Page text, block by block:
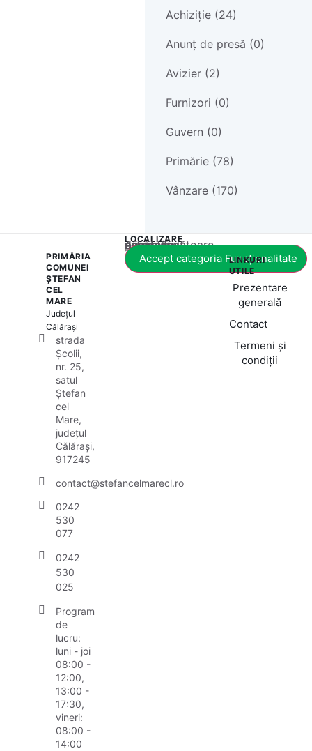
Achiziție (24)
Anunț de presă (0)
Avizier (2)
Furnizori (0)
Guvern (0)
Primărie (78)
Vânzare (170)
PRIMĂRIA
COMUNEI
ȘTEFAN
CEL
MARE
Județul
Călărași
strada
Școlii,
nr. 25,
satul
Ștefan
cel
Mare,
județul
Călărași,
917245
contact@stefancelmarecl.ro
0242
530
077
0242
530
025
Program
de
lucru:
luni - joi
08:00 -
12:00,
13:00 -
17:30,
vineri:
08:00 -
14:00
LOCALIZARE
Acest conținut este blocat până când acceptați categoria corespunzătoare de cookie-uri.
Accept categoria Funcționalitate
LINKURI
UTILE
Prezentare
generală
Contact
Termeni și
condiții